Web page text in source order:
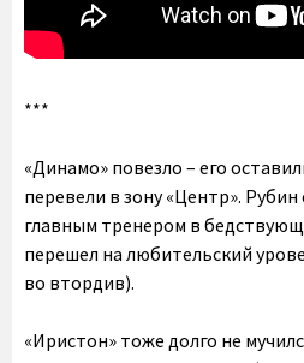
***
«Динамо» повезло – его
перевели в зону «Центр».
главным тренером в
перешел на любительский
во втордив).
«Иристон» тоже долго не